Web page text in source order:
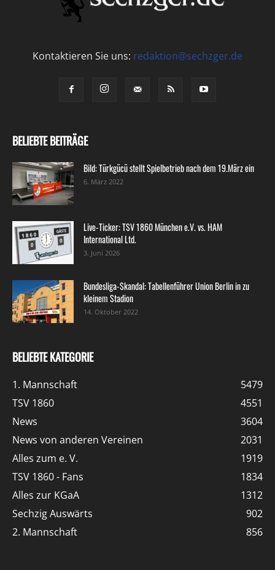
Kontaktieren Sie uns: redaktion@sechzger.de
BELIEBTE BEITRÄGE
Bild: Türkgücü stellt Spielbetrieb nach dem 19.März ein
6. März 2022
Live-Ticker: TSV 1860 München e.V. vs. HAM
International Ltd.
3. Juni 2026
Bundesliga-Skandal: Tabellenführer Union Berlin in zu
kleinem Stadion
14. Oktober 2022
BELIEBTE KATEGORIE
1. Mannschaft
5479
TSV 1860
4551
News
3604
News von anderen Vereinen
2031
Alles zum e. V.
1919
TSV 1860 - Fans
1834
Alles zur KGaA
1312
Sechzig Auswärts
902
2. Mannschaft
856